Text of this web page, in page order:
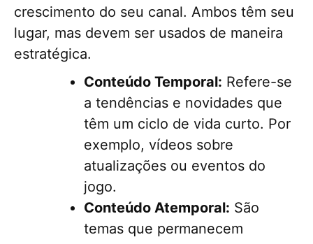
crescimento do seu canal. Ambos têm seu
lugar, mas devem ser usados de maneira
estratégica.
Conteúdo Temporal: Refere-se
a tendências e novidades que
têm um ciclo de vida curto. Por
exemplo, vídeos sobre
atualizações ou eventos do
jogo.
Conteúdo Atemporal: São
temas que permanecem